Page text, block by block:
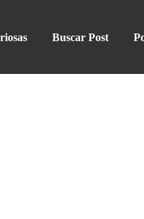
Buscar Post